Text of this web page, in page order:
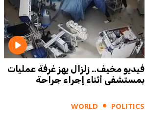
فيديو مخيف.. زلزال يهز غرفة عمليات
بمستشفى أثناء إجراء جراحة
WORLD POLITICS